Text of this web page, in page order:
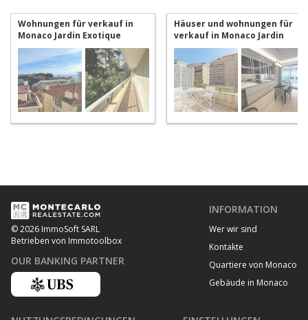
Wohnungen für verkauf in
Monaco Jardin Exotique
Häuser und wohnungen für
verkauf in Monaco Jardin
Exotique
© 2026 ImmoSoft SARL
Betrieben von Immotoolbox
OUR BANKING PARTNER
INFORMATION
Wer wir sind
Kontakte
Quartiere von Monaco
Gebäude in Monaco